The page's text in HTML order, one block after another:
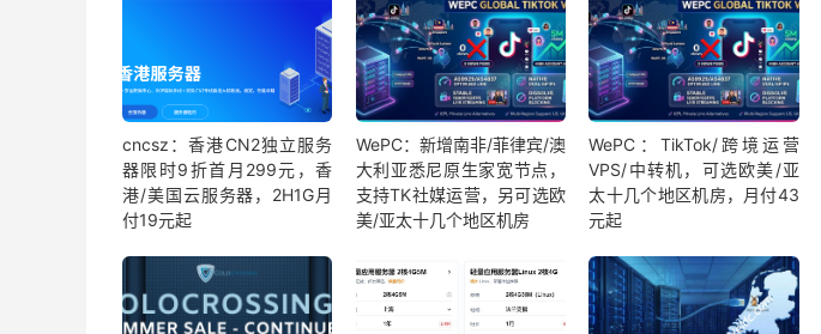
cncsz：香港CN2独立服务
器限时9折首月299元，香
港/美国云服务器，2H1G月
付19元起
WePC：新增南非/菲律宾/澳
大利亚悉尼原生家宽节点，
支持TK社媒运营，另可选欧
美/亚太十几个地区机房
WePC：TikTok/跨境运营
VPS/中转机，可选欧美/亚
太十几个地区机房，月付43
元起